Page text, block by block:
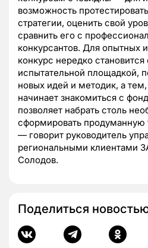
возможность
стратегии, оценить свой
сравнить его с
конкурсантов. Для опытных
конкурс нередко становится
испытательной площадкой,
новых идей и методик, а
начинает знакомиться с
позволяет набрать столь
сформировать продуманную
— говорит руководитель
региональными клиентами
Солодов.
Поделиться